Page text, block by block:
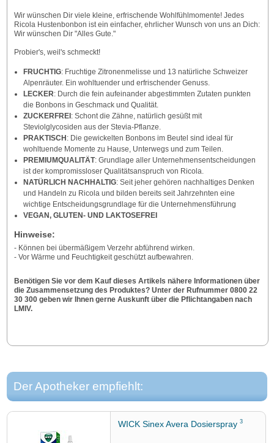
Wir wünschen Dir viele kleine, erfrischende Wohlfühlmomente! Jedes
Ricola Hustenbonbon ist ein einfacher, ehrlicher Wunsch von uns an Dich:
Wir wünschen Dir "Alles Gute."
Probier's, weil's schmeckt!
FRUCHTIG: Fruchtige Zitronenmelisse und 13 natürliche Schweizer
Alpenräuter. Ein wohltuender und erfrischender Genuss.
LECKER: Durch die fein aufeinander abgestimmten Zutaten punkten
die Bonbons in Geschmack und Qualität.
ZUCKERFREI : Schont die Zähne, natürlich gesüßt mit
Steviolglycosiden aus der Stevia-Pflanze.
PRAKTISCH : Die gewickelten Bonbons im Beutel sind ideal für
wohltuende Momente zu Hause, Unterwegs und zum Teilen.
PREMIUMQUALITÄT: Grundlage aller Unternehmensentscheidungen
ist der kompromissloser Qualitätsanspruch von Ricola.
NATÜRLICH NACHHALTIG: Seit jeher gehören nachhaltiges Denken
und Handeln zu Ricola und bilden bereits seit Jahrzehnten eine
wichtige Entscheidungsgrundlage für die Unternehmensführung
VEGAN, GLUTEN- UND LAKTOSEFREI
Hinweise:
- Können bei übermäßigem Verzehr abführend wirken.
- Vor Wärme und Feuchtigkeit geschützt aufbewahren.
Benötigen Sie vor dem Kauf dieses Artikels nähere Informationen über
die Zusammensetzung des Produktes? Unter der Rufnummer 0800 22
30 300 geben wir Ihnen gerne Auskunft über die Pflichtangaben nach
LMIV.
Der Apotheker empfiehlt:
WICK Sinex Avera Dosierspray3